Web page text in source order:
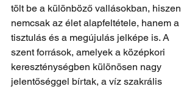
tölt be a különböző vallásokban, hiszen
nemcsak az élet alapfeltétele, hanem a
tisztulás és a megújulás jelképe is. A
szent források, amelyek a középkori
kereszténységben különösen nagy
jelentőséggel bírtak, a víz szakrális